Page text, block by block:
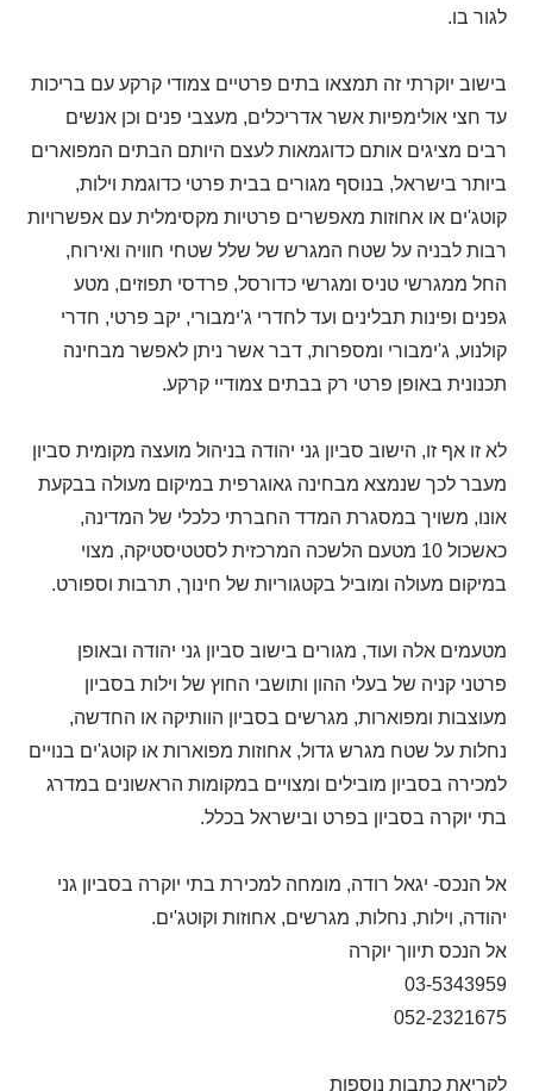
לגור בו.
בישוב יוקרתי זה תמצאו בתים פרטיים צמודי קרקע עם בריכות
עד חצי אולימפיות אשר אדריכלים, מעצבי פנים וכן אנשים
רבים מציגים אותם כדוגמאות לעצם היותם הבתים המפוארים
ביותר בישראל, בנוסף מגורים בבית פרטי כדוגמת וילות,
קוטג'ים או אחוזות מאפשרים פרטיות מקסימלית עם אפשרויות
רבות לבניה על שטח המגרש של שלל שטחי חוויה ואירוח,
החל ממגרשי טניס ומגרשי כדורסל, פרדסי תפוזים, מטע
גפנים ופינות תבלינים ועד לחדרי ג'ימבורי, יקב פרטי, חדרי
קולנוע, ג'ימבורי ומספרות, דבר אשר ניתן לאפשר מבחינה
תכנונית באופן פרטי רק בבתים צמודיי קרקע.
לא זו אף זו, הישוב סביון גני יהודה בניהול מועצה מקומית סביון
מעבר לכך שנמצא מבחינה גאוגרפית במיקום מעולה בבקעת
אונו, משויך במסגרת המדד החברתי כלכלי של המדינה,
כאשכול 10 מטעם הלשכה המרכזית לסטטיסטיקה, מצוי
במיקום מעולה ומוביל בקטגוריות של חינוך, תרבות וספורט.
מטעמים אלה ועוד, מגורים בישוב סביון גני יהודה ובאופן
פרטני קניה של בעלי ההון ותושבי החוץ של וילות בסביון
מעוצבות ומפוארות, מגרשים בסביון הוותיקה או החדשה,
נחלות על שטח מגרש גדול, אחוזות מפוארות או קוטג'ים בנויים
למכירה בסביון מובילים ומצויים במקומות הראשונים במדרג
בתי יוקרה בסביון בפרט ובישראל בכלל.
אל הנכס- יגאל רודה, מומחה למכירת בתי יוקרה בסביון גני
יהודה, וילות, נחלות, מגרשים, אחוזות וקוטג'ים.
אל הנכס תיווך יוקרה
03-5343959
052-2321675
לקריאת כתבות נוספות